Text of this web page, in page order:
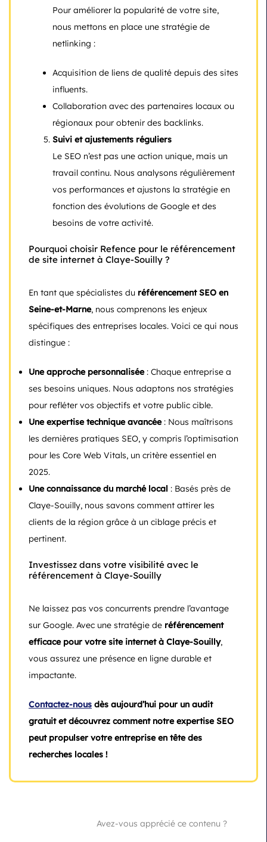
Pour améliorer la popularité de votre site,
nous mettons en place une stratégie de
netlinking :
Acquisition de liens de qualité depuis des sites
influents.
Collaboration avec des partenaires locaux ou
régionaux pour obtenir des backlinks.
Suivi et ajustements réguliers
Le SEO n’est pas une action unique, mais un
travail continu. Nous analysons régulièrement
vos performances et ajustons la stratégie en
fonction des évolutions de Google et des
besoins de votre activité.
Pourquoi choisir Refence pour le référencement
de site internet à Claye-Souilly ?
En tant que spécialistes du référencement SEO en
Seine-et-Marne, nous comprenons les enjeux
spécifiques des entreprises locales. Voici ce qui nous
distingue :
Une approche personnalisée: Chaque entreprise a
ses besoins uniques. Nous adaptons nos stratégies
pour refléter vos objectifs et votre public cible.
Une expertise technique avancée: Nous maîtrisons
les dernières pratiques SEO, y compris l’optimisation
pour les Core Web Vitals, un critère essentiel en
2025.
Une connaissance du marché local : Basés près de
Claye-Souilly, nous savons comment attirer les
clients de la région grâce à un ciblage précis et
pertinent.
Investissez dans votre visibilité avec le
référencement à Claye-Souilly
Ne laissez pas vos concurrents prendre l’avantage
sur Google. Avec une stratégie de référencement
efficace pour votre site internet à Claye-Souilly,
vous assurez une présence en ligne durable et
impactante.
Contactez-nous dès aujourd’hui pour un audit
gratuit et découvrez comment notre expertise SEO
peut propulser votre entreprise en tête des
recherches locales !
Avez-vous apprécié ce contenu ?